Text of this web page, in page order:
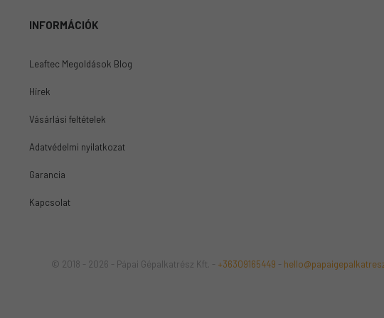
INFORMÁCIÓK
Leaftec Megoldások Blog
Hírek
Vásárlási feltételek
Adatvédelmi nyilatkozat
Garancia
Kapcsolat
© 2018 - 2026 - Pápai Gépalkatrész Kft. - +36309165449 -